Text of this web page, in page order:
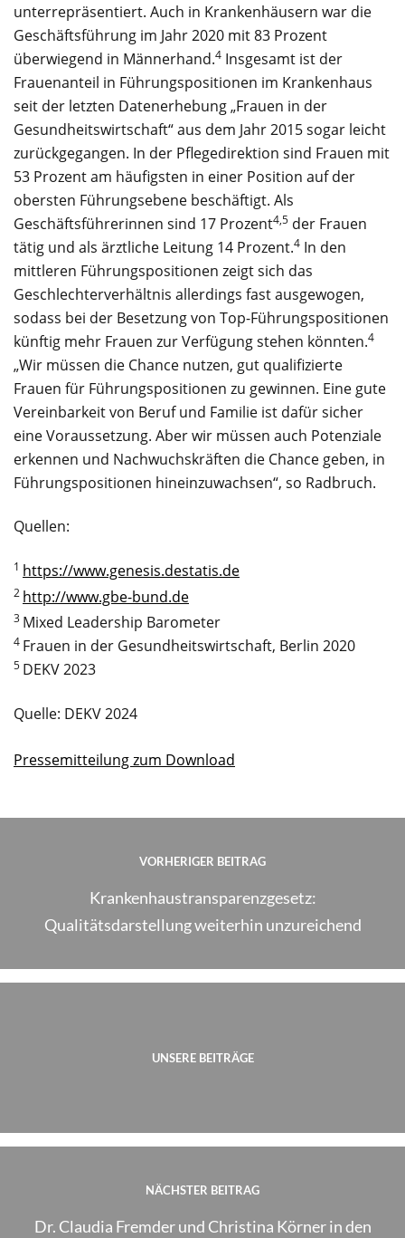
unterrepräsentiert. Auch in Krankenhäusern war die
Geschäftsführung im Jahr 2020 mit 83 Prozent
überwiegend in Männerhand.4 Insgesamt ist der
Frauenanteil in Führungspositionen im Krankenhaus
seit der letzten Datenerhebung „Frauen in der
Gesundheitswirtschaft“ aus dem Jahr 2015 sogar leicht
zurückgegangen. In der Pflegedirektion sind Frauen mit
53 Prozent am häufigsten in einer Position auf der
obersten Führungsebene beschäftigt. Als
Geschäftsführerinnen sind 17 Prozent4,5 der Frauen
tätig und als ärztliche Leitung 14 Prozent.4 In den
mittleren Führungspositionen zeigt sich das
Geschlechterverhältnis allerdings fast ausgewogen,
sodass bei der Besetzung von Top-Führungspositionen
künftig mehr Frauen zur Verfügung stehen könnten.4
„Wir müssen die Chance nutzen, gut qualifizierte
Frauen für Führungspositionen zu gewinnen. Eine gute
Vereinbarkeit von Beruf und Familie ist dafür sicher
eine Voraussetzung. Aber wir müssen auch Potenziale
erkennen und Nachwuchskräften die Chance geben, in
Führungspositionen hineinzuwachsen“, so Radbruch.
Quellen:
1 https://www.genesis.destatis.de
2 http://www.gbe-bund.de
3 Mixed Leadership Barometer
4 Frauen in der Gesundheitswirtschaft, Berlin 2020
5 DEKV 2023
Quelle: DEKV 2024
Pressemitteilung zum Download
VORHERIGER BEITRAG
Krankenhaustransparenzgesetz:
Qualitätsdarstellung weiterhin unzureichend
UNSERE BEITRÄGE
NÄCHSTER BEITRAG
Dr. Claudia Fremder und Christina Körner in den